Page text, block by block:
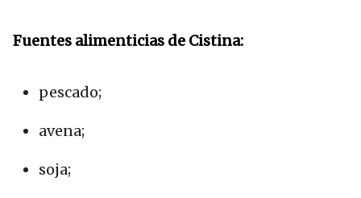
Fuentes alimenticias de Cistina:
pescado;
avena;
soja;